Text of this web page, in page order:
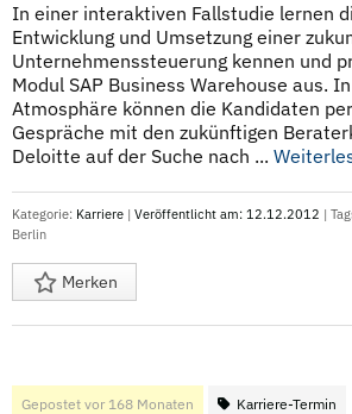
In einer interaktiven Fallstudie lernen
Entwicklung und Umsetzung einer
Unternehmenssteuerung kennen und
Modul SAP Business Warehouse aus.
Atmosphäre können die Kandidaten
Gespräche mit den zukünftigen
Deloitte auf der Suche nach ...
Kategorie: Karriere | Veröffentlicht am: 12.12.2012 |
Berlin
Merken
Gepostet vor 168 Monaten Karriere-Termin